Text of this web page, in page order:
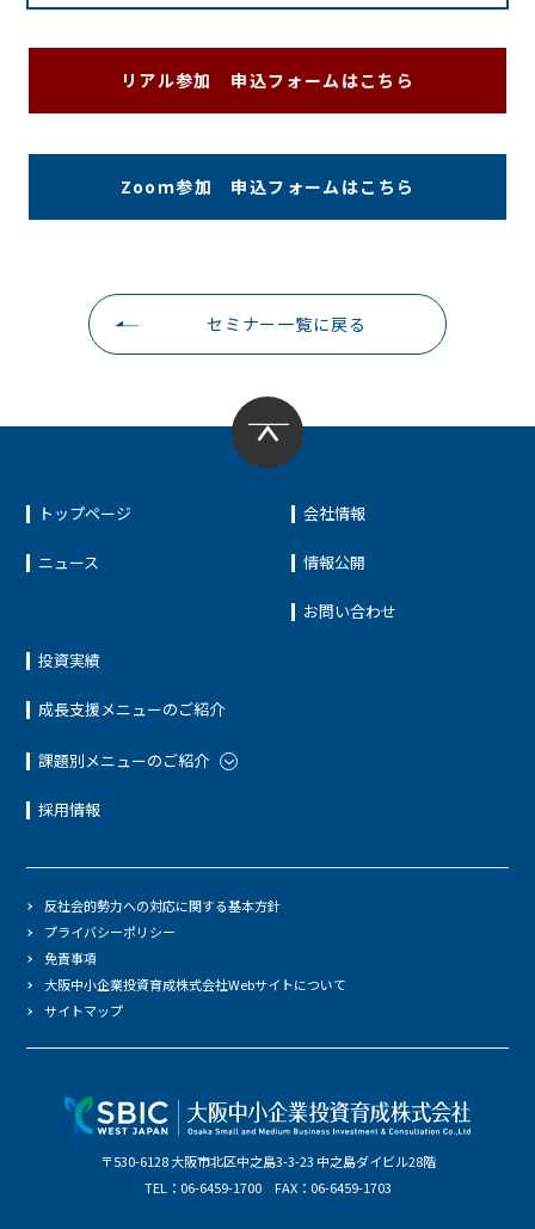
リアル参加 申込フォームはこちら
Zooｍ参加 申込フォームはこちら
セミナー一覧に戻る
トップページ
ニュース
投資実績
成長支援メニューのご紹介
課題別メニューのご紹介
採用情報
会社情報
情報公開
お問い合わせ
〒530-6128 大阪市北区中之島3-3-23 中之島ダイビル28階
TEL：06-6459-1700 FAX：06-6459-1703
反社会的勢力への対応に関する基本方針
プライバシーポリシー
免責事項
大阪中小企業投資育成株式会社Webサイトについて
サイトマップ